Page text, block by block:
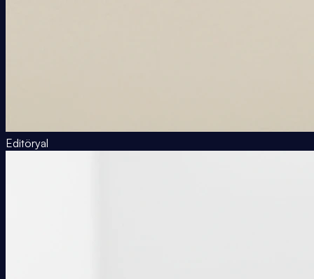
Editöryal